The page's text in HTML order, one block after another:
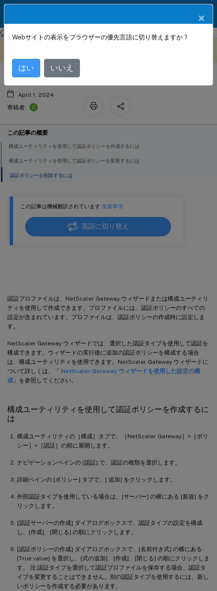
NetScaler Gateway Citrix Gateway 12.1 認証と承認
この記事は機械翻訳されています.免責事項
英語に切り替え
認証プロファイルは、NetScaler Gateway ウィザードまたは構成ユーティリ
ティを使用して作成できます。プロファイルには、認証ポリシーのすべての
設定が含まれています。プロファイルは、認証ポリシーの作成時に設定しま
す。
NetScaler Gateway ウィザードでは、選択した認証タイプを使用して認証を
構成できます。ウィザードの実行後に追加の認証ポリシーを構成する場合
は、構成ユーティリティを使用できます。NetScaler Gateway ウィザードに
ついて詳しくは、「 NetScaler Gateway ウィザードを使用した設定の構
成 」を参照してください。
構成ユーティリティを使用して認証ポリシーを作成するに
は
構成ユーティリティの［構成］タブで、［NetScaler Gateway］>［ポリ
シー］>［認証］の順に展開します。
ナビゲーションペインの [認証] で、認証の種類を選択します。
詳細ペインの [ポリシー] タブで、[ 追加] をクリックします。
外部認証タイプを使用している場合は、[サーバー] の横にある [新規] をク
リックします。
[認証サーバーの作成] ダイアログボックスで、認証タイプの設定を構成
し、[作成]、[閉じる] の順にクリックします。
[認証ポリシーの作成] ダイアログボックスで、[名前付き式] の横にある
[True value] を選択し、[式の追加]、[作成]、[閉じる] の順にクリックしま
す。 注:認証タイプを選択して認証プロファイルを保存する場合、認証タ
イプを変更することはできません。別の認証タイプを使用するには、新し
いポリシーを作成する必要があります。
認証プロファイルの設定
April 1, 2024
寄稿者:
C
この記事の概要
構成ユーティリティを使用して認証ポリシーを作成するには
構成ユーティリティを使用して認証ポリシーを変更するには
認証ポリシーを削除するには
×
Webサイトの表示をブラウザーの優先言語に切り替えますか ?
はい いいえ